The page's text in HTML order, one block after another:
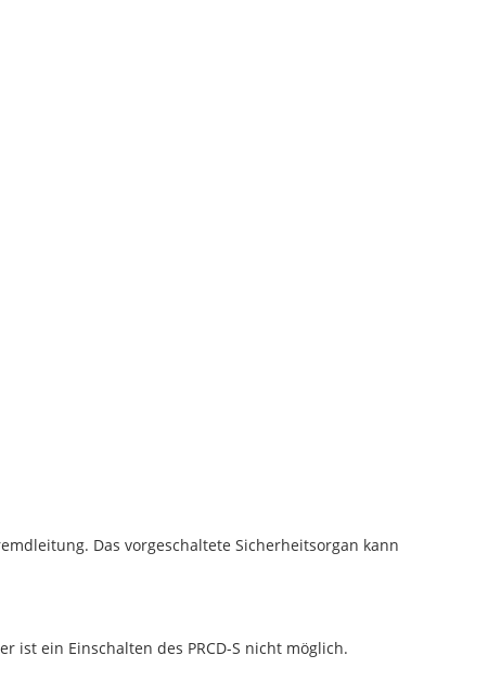
Das vorgeschaltete Sicherheitsorgan kann
ist ein Einschalten des PRCD-S nicht möglich.